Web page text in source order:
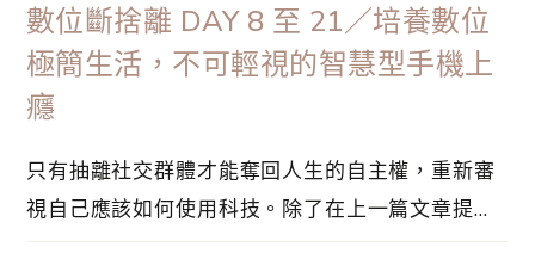
數位斷捨離 DAY 8 至 21／培養數位
極簡生活，不可輕視的智慧型手機上
癮
只有抽離社交群體才能奪回人生的自主權，重新審
視自己應該如何使用科技。除了在上一篇文章提